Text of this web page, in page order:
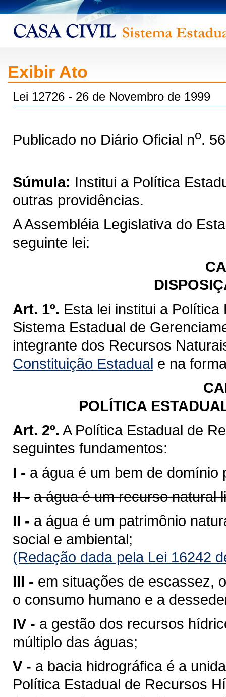
Exibir Ato
Lei 12726 - 26 de Novembro de 1999
Publicado no Diário Oficial no.
Súmula: Institui a Política
outras providências.
A Assembléia Legislativa do
seguinte lei:
Art. 1º. Esta lei institui a
Sistema Estadual de
integrante dos Recursos
Constituição Estadual e na
POLÍTICA
Art. 2º. A Política Estadual de
seguintes fundamentos:
I - a água é um bem de domínio
II - a água é um recurso natural
II - a água é um patrimônio
social e ambiental;
(Redação dada pela Lei 16242
III - em situações de escassez,
o consumo humano e a
IV - a gestão dos recursos
múltiplo das águas;
V - a bacia hidrográfica é a
Política Estadual de Recursos